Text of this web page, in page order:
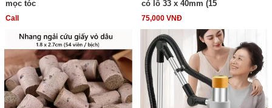
mọc tóc
Call
có lỗ 33 x 40mm (15
75,000 VNĐ